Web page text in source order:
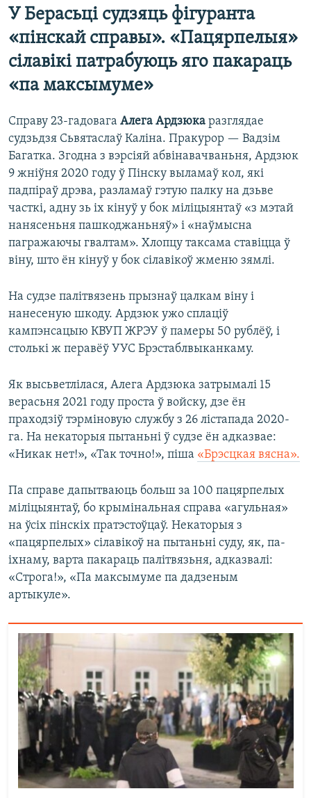
У Берасьці судзяць фігуранта
«пінскай справы». «Пацярпелыя»
сілавікі патрабуюць яго пакараць
«па максымуме»
Справу 23-гадовага Алега Ардзюка разглядае
судзьдзя Сьвятаслаў Каліна. Пракурор — Вадзім
Багатка. Згодна з вэрсіяй абвінавачваньня, Ардзюк
9 жніўня 2020 году ў Пінску выламаў кол, які
падпіраў дрэва, разламаў гэтую палку на дзьве
часткі, адну зь іх кінуў у бок міліцыянтаў «з мэтай
нанясеньня пашкоджаньняў» і «наўмысна
пагражаючы гвалтам». Хлопцу таксама ставіцца ў
віну, што ён кінуў у бок сілавікоў жменю зямлі.
На судзе палітвязень прызнаў цалкам віну і
нанесеную шкоду. Ардзюк ужо сплаціў
кампэнсацыю КВУП ЖРЭУ ў памеры 50 рублёў, і
столькі ж перавёў УУС Брэстаблвыканкаму.
Як высьветлілася, Алега Ардзюка затрымалі 15
верасьня 2021 году проста ў войску, дзе ён
праходзіў тэрміновую службу з 26 лістапада 2020-
га. На некаторыя пытаньні ў судзе ён адказвае:
«Никак нет!», «Так точно!», піша «Брэсцкая вясна».
Па справе дапытваюць больш за 100 пацярпелых
міліцыянтаў, бо крымінальная справа «агульная»
на ўсіх пінскіх пратэстоўцаў. Некаторыя з
«пацярпелых» сілавікоў на пытаньні суду, як, па-
іхнаму, варта пакараць палітвязьня, адказвалі:
«Строга!», «Па максымуме па дадзеным
артыкуле».